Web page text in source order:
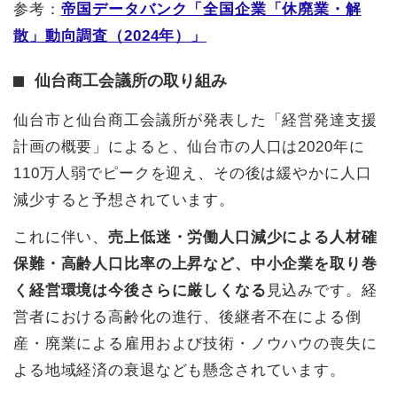
参考： 帝国データバンク「全国企業「休廃業・解
散」動向調査（2024年）」
仙台商工会議所の取り組み
仙台市と仙台商工会議所が発表した「経営発達支援
計画の概要」によると、仙台市の人口は2020年に
110万人弱でピークを迎え、その後は緩やかに人口
減少すると予想されています。
これに伴い、売上低迷・労働人口減少による人材確
保難・高齢人口比率の上昇など、中小企業を取り巻
く経営環境は今後さらに厳しくなる 見込みです。経
営者における高齢化の進行、後継者不在による倒
産・廃業による雇用および技術・ノウハウの喪失に
よる地域経済の衰退なども懸念されています。